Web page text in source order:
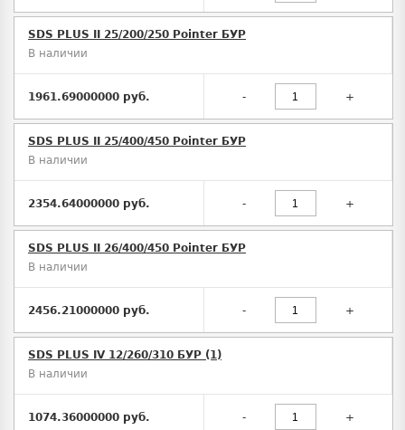
SDS PLUS II 25/200/250 Pointer БУР
В наличии
1961.69000000 руб. - +
SDS PLUS II 25/400/450 Pointer БУР
В наличии
2354.64000000 руб. - +
SDS PLUS II 26/400/450 Pointer БУР
В наличии
2456.21000000 руб. - +
SDS PLUS IV 12/260/310 БУР (1)
В наличии
1074.36000000 руб. - +